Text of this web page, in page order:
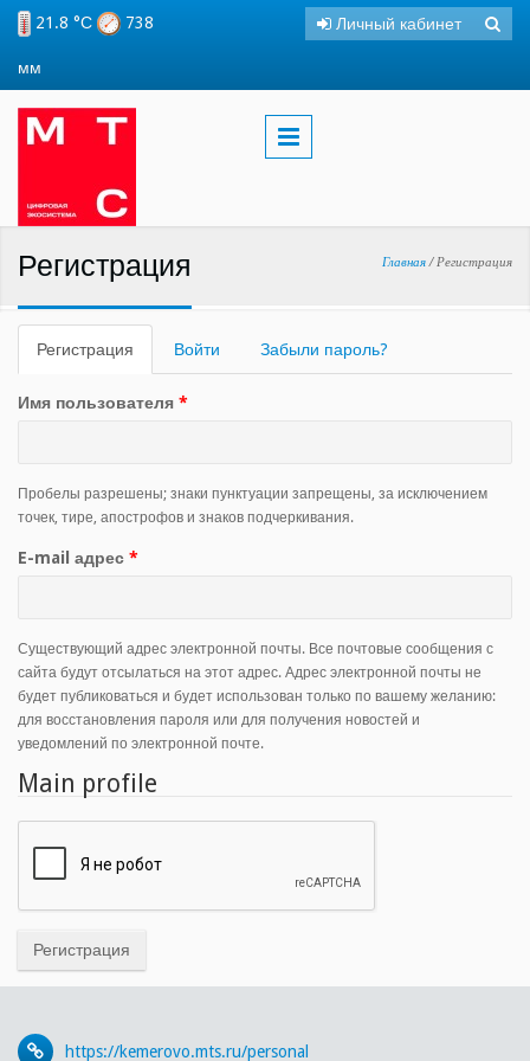
Перейти к основному содержанию
21.8 °С 738
мм
Личный кабинет Поиск
Регистрация Вы здесь
Главная /Регистрация
Регистрация (активная
вкладка)
Войти Забыли пароль?
Имя пользователя *
Пробелы разрешены; знаки пунктуации запрещены, за исключением
точек, тире, апострофов и знаков подчеркивания.
E-mail адрес *
Существующий адрес электронной почты. Все почтовые сообщения с
сайта будут отсылаться на этот адрес. Адрес электронной почты не
будет публиковаться и будет использован только по вашему желанию:
для восстановления пароля или для получения новостей и
уведомлений по электронной почте.
Main profile
https://kemerovo.mts.ru/personal